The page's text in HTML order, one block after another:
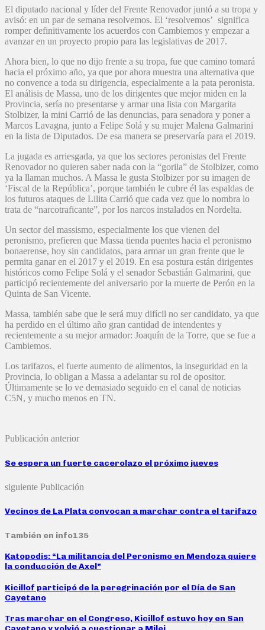
El diputado nacional y líder del Frente Renovador juntó a su tropa y
avisó: en un par de semana resolvemos. El ‘resolvemos’ significa
romper definitivamente los acuerdos con Cambiemos y empezar a
avanzar en un proyecto propio para las legislativas de 2017.
Ahora bien, lo que no dijo frente a su tropa, fue que camino tomará
hacia el próximo año, ya que por ahora muestra una alternativa que
no convence a toda su dirigencia, especialmente a la pata peronista.
El análisis de Massa, uno de los dirigentes que mejor miden en la
Provincia, sería no presentarse y armar una lista con Margarita
Stolbizer, la mini Carrió de las denuncias, para senadora y poner a
Marcos Lavagna, junto a Felipe Solá y su mujer Malena Galmarini
en la lista de Diputados. De esa manera se preservaría para el 2019.
La jugada es arriesgada, ya que los sectores peronistas del Frente
Renovador no quieren saber nada con la “gorila” de Stolbizer, como
ya la llaman muchos. A Massa le gusta Stolbizer por su imagen de
‘Fiscal de la República’, porque también le cubre él las espaldas de
los futuros ataques de Lilita Carrió que cada vez que lo nombra lo
trata de “narcotraficante”, por los narcos instalados en Nordelta.
Un sector del massismo, especialmente los que vienen del
peronismo, prefieren que Massa tienda puentes hacia el peronismo
bonaerense, hoy sin candidatos, para armar un gran frente que le
permita ganar en el 2017 y el 2019. En esa postura están dirigentes
históricos como Felipe Solá y el senador Sebastián Galmarini, que
participó recientemente del aniversario por la muerte de Perón en la
Quinta de San Vicente.
Massa, también sabe que le será muy difícil no ser candidato, ya que
ha perdido en el último año gran cantidad de intendentes y
recientemente a su mejor armador: Joaquín de la Torre, que se fue a
Cambiemos.
Los tarifazos, el fuerte aumento de alimentos, la inseguridad en la
Provincia, lo obligan a Massa a adelantar su rol de opositor.
Últimamente se lo ve demasiado seguido en el canal de noticias
C5N, y mucho menos en TN.
Publicación anterior
Se espera un fuerte cacerolazo el próximo jueves
siguiente Publicación
Vecinos de La Plata convocan a marchar contra el tarifazo
También en info135
Katopodis: “La militancia del Peronismo en Mendoza quiere
la conducción de Axel”
Kicillof participó de la peregrinación por el Día de San
Cayetano
Tras marchar en el Congreso, Kicillof estuvo hoy en San